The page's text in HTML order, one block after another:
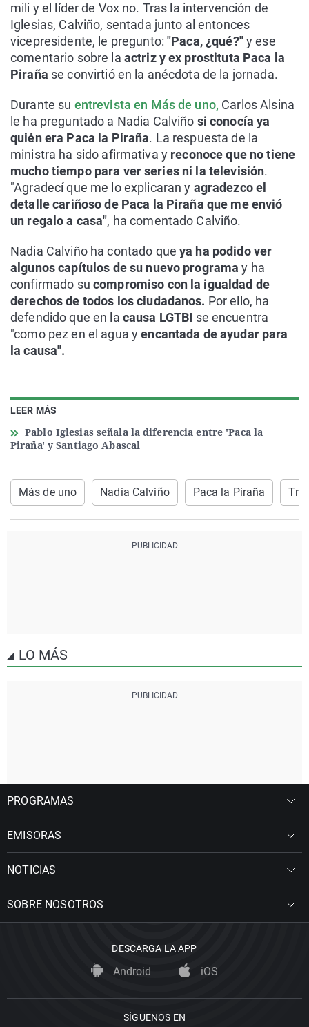
LEER MÁS
Pablo Iglesias señala la diferencia entre 'Paca la
Piraña' y Santiago Abascal
mili y el líder de Vox no. Tras la intervención de
Iglesias, Calviño, sentada junto al entonces
vicepresidente, le pregunto:"Paca, ¿qué?"y ese
comentario sobre la actriz y ex prostituta Paca la
Piraña se convirtió en la anécdota de la jornada.
Durante su entrevista en Más de uno, Carlos Alsina
le ha preguntado a Nadia Calviño si conocía ya
quién era Paca la Piraña. La respuesta de la
ministra ha sido afirmativa y reconoce que no tiene
mucho tiempo para ver series ni la televisión.
"Agradecí que me lo explicaran y agradezco el
detalle cariñoso de Paca la Piraña que me envió
un regalo a casa", ha comentado Calviño.
Nadia Calviño ha contado queya ha podido ver
algunos capítulos de su nuevo programa y ha
confirmado su compromiso con la igualdad de
derechos de todos los ciudadanos. Por ello, ha
defendido que en la causa LGTBI se encuentra
"como pez en el agua yencantada de ayudar para
la causa".
Más de uno Nadia Calviño Paca la Piraña
LO MÁS
PROGRAMAS
EMISORAS
NOTICIAS
SOBRE NOSOTROS
DESCARGA LA APP
Android iOS
SÍGUENOS EN